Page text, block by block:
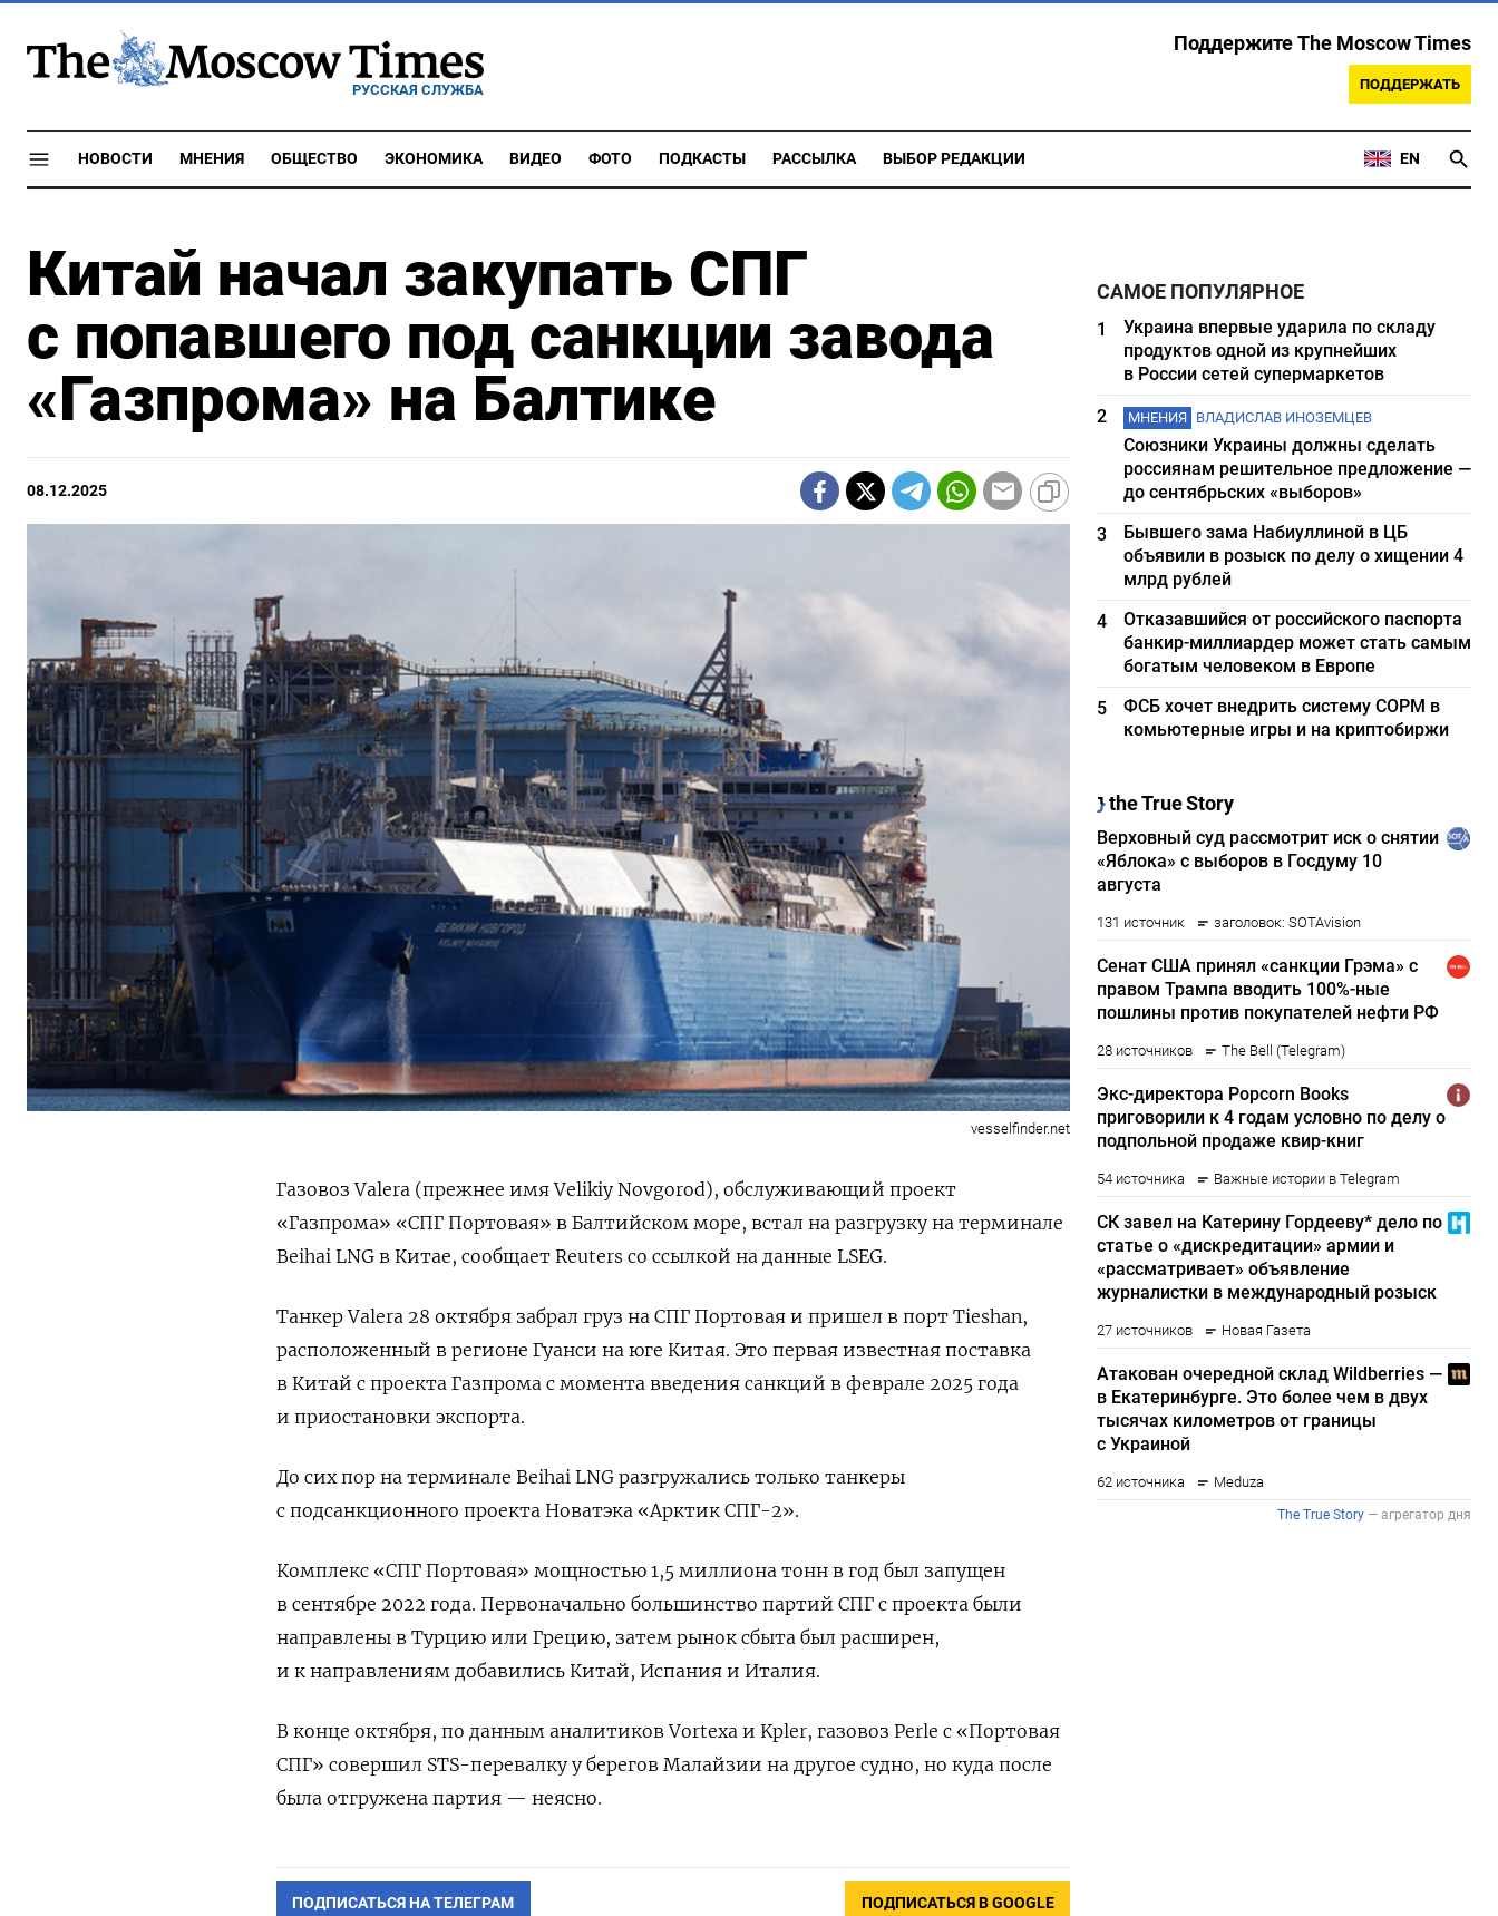
РУССКАЯ СЛУЖБА
Поддержите The Moscow Times
ПОДДЕРЖАТЬ
НОВОСТИ МНЕНИЯ ОБЩЕСТВО ЭКОНОМИКА ВИДЕО ФОТО ПОДКАСТЫ РАССЫЛКА ВЫБОР РЕДАКЦИИ EN
Китай начал закупать СПГ
с попавшего под санкции завода
«Газпрома» на Балтике
08.12.2025
vesselfinder.net
Газовоз Valera (прежнее имя Velikiy Novgorod), обслуживающий проект
«Газпрома» «СПГ Портовая» в Балтийском море, встал на разгрузку на терминале
Beihai LNG в Китае, сообщает Reuters со ссылкой на данные LSEG.
Танкер Valera 28 октября забрал груз на СПГ Портовая и пришел в порт Tieshan,
расположенный в регионе Гуанси на юге Китая. Это первая известная поставка
в Китай с проекта Газпрома с момента введения санкций в феврале 2025 года
и приостановки экспорта.
До сих пор на терминале Beihai LNG разгружались только танкеры
с подсанкционного проекта Новатэка «Арктик СПГ-2».
Комплекс «СПГ Портовая» мощностью 1,5 миллиона тонн в год был запущен
в сентябре 2022 года. Первоначально большинство партий СПГ с проекта были
направлены в Турцию или Грецию, затем рынок сбыта был расширен,
и к направлениям добавились Китай, Испания и Италия.
В конце октября, по данным аналитиков Vortexa и Kpler, газовоз Perle с «Портовая
СПГ» совершил STS-перевалку у берегов Малайзии на другое судно, но куда после
была отгружена партия — неясно.
ПОДПИСАТЬСЯ НА ТЕЛЕГРАМ ПОДПИСАТЬСЯ В GOOGLE
САМОЕ ПОПУЛЯРНОЕ
1
Украина впервые ударила по складу
продуктов одной из крупнейших
в России сетей супермаркетов
2
МНЕНИЯ ВЛАДИСЛАВ ИНОЗЕМЦЕВ
Союзники Украины должны сделать
россиянам решительное предложение —
до сентябрьских «выборов»
3
Бывшего зама Набиуллиной в ЦБ
объявили в розыск по делу о хищении 4
млрд рублей
4
Отказавшийся от российского паспорта
банкир-миллиардер может стать самым
богатым человеком в Европе
5
ФСБ хочет внедрить систему СОРМ в
комьютерные игры и на криптобиржи